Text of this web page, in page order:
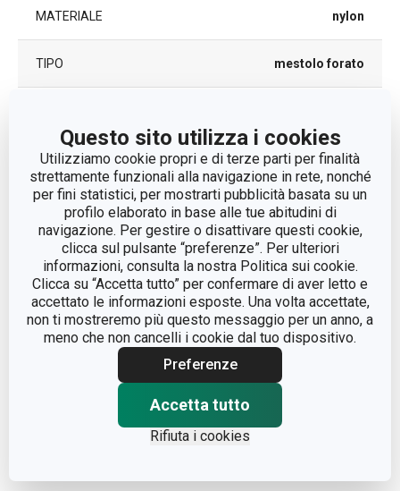
Questo sito utilizza i cookies
Utilizziamo cookie propri e di terze parti per finalità
strettamente funzionali alla navigazione in rete, nonché
per fini statistici, per mostrarti pubblicità basata su un
profilo elaborato in base alle tue abitudini di
navigazione. Per gestire o disattivare questi cookie,
clicca sul pulsante “preferenze”. Per ulteriori
informazioni, consulta la nostra Politica sui cookie.
Clicca su “Accetta tutto” per confermare di aver letto e
accettato le informazioni esposte. Una volta accettate,
non ti mostreremo più questo messaggio per un anno, a
meno che non cancelli i cookie dal tuo dispositivo.
Preferenze
Accetta tutto
Rifiuta i cookies
MATERIALE nylon
TIPO mestolo forato
LAVAGGIO IN LAVASTOVIGLIE Sì
8595028459296
DURATA DELLA GARANZIA (IN
ANNI)
Pacchetto
LARGHEZZA (CM)
ALTEZZA (CM)